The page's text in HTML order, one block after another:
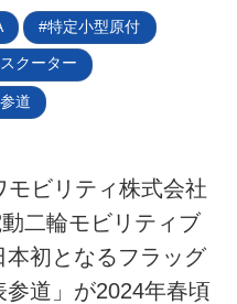
特定小型原付
クーター
道
モビリティ株式会社
二輪モビリティブ
本初となるフラッグ
参道」が2024年春頃